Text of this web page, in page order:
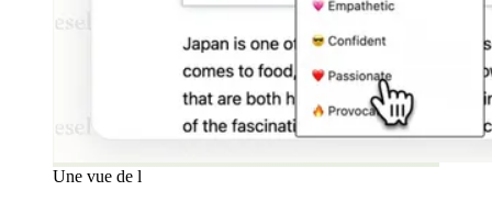
Une vue de l